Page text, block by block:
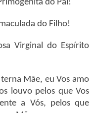
do Pai!
do Filho!
Virginal do Espírito
Mãe, eu Vos amo
louvo pelos que Vos
a Vós, pelos que